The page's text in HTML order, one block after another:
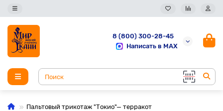
8 (800) 300-28-45
Написать в MAX
Пальтовый трикотаж "Токио"— терракот